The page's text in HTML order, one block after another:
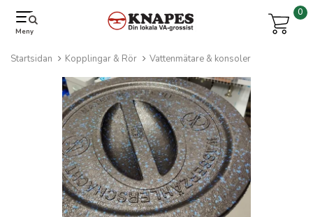
Meny
0
Startsidan Kopplingar & Rör Vattenmätare & konsoler